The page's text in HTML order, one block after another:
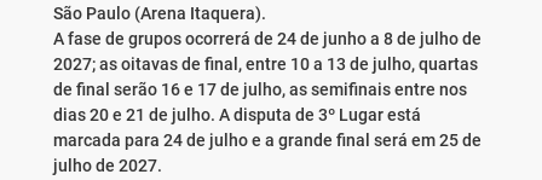
São Paulo (Arena Itaquera).
A fase de grupos ocorrerá de 24 de junho a 8 de julho de
2027; as oitavas de final, entre 10 a 13 de julho, quartas
de final serão 16 e 17 de julho, as semifinais entre nos
dias 20 e 21 de julho. A disputa de 3º Lugar está
marcada para 24 de julho e a grande final será em 25 de
julho de 2027.